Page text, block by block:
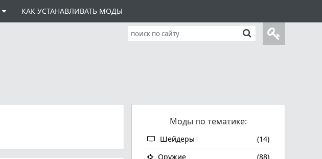
КАК УСТАНАВЛИВАТЬ МОДЫ
Моды по тематике:
Шейдеры
(14)
Оружие
(88)